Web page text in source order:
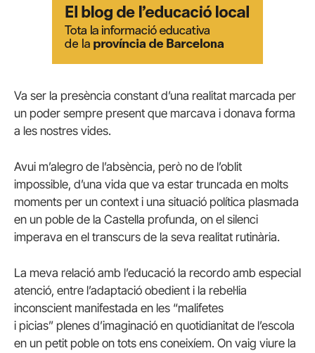
Va ser la presència constant d’una realitat marcada per
un poder sempre present que marcava i donava forma
a les nostres vides.
Avui m’alegro de l’absència, però no de l’oblit
impossible, d’una vida que va estar truncada en molts
moments per un context i una situació política plasmada
en un poble de la Castella profunda, on el silenci
imperava en el transcurs de la seva realitat rutinària.
La meva relació amb l’educació la recordo amb especial
atenció, entre l’adaptació obedient i la rebel·lia
inconscient manifestada en les “malifetes
i picias” plenes d’imaginació en quotidianitat de l’escola
en un petit poble on tots ens coneixíem. On vaig viure la